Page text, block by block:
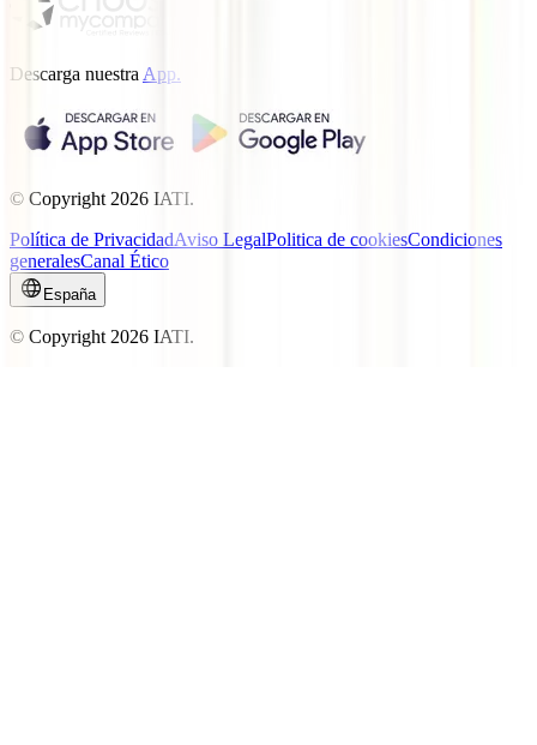
Descarga nuestra App.
© Copyright 2026 IATI.
Política de PrivacidadAviso LegalPolitica de cookiesCondiciones
generalesCanal Ético
España
© Copyright 2026 IATI.